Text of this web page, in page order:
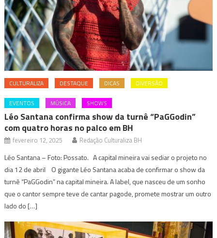
CULTURALIZA DESTAQUE DICAS DIVERSÃO
EVENTOS MÚSICA SHOWS
Léo Santana confirma show da turnê “PaGGodin”
com quatro horas no palco em BH
fevereiro 12, 2025 Redação Culturaliza BH
Léo Santana – Foto: Possato. A capital mineira vai sediar o projeto no
dia 12 de abril O gigante Léo Santana acaba de confirmar o show da
turnê “PaGGodin” na capital mineira. A label, que nasceu de um sonho
que o cantor sempre teve de cantar pagode, promete mostrar um outro
lado do […]